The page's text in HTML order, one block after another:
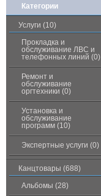
Категории
Услуги (10)
Прокладка и
обслуживание ЛВС и
телефонных линий (0)
Ремонт и
обслуживание
оргтехники (0)
Установка и
обслуживание
программ (10)
Экспертные услуги (0)
Канцтовары (688)
Альбомы (28)